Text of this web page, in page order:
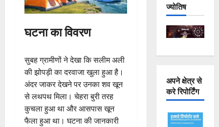
घटना का विवरण
सुबह ग्रामीणों ने देखा कि सलीम अली
की झोपड़ी का दरवाजा खुला हुआ है।
अंदर जाकर देखने पर उनका शव खून
से लथपथ मिला। चेहरा बुरी तरह
कुचला हुआ था और आसपास खून
फैला हुआ था। घटना की जानकारी
ज्योतिष
अपने क्षेत्र से
करे रिपोर्टिंग